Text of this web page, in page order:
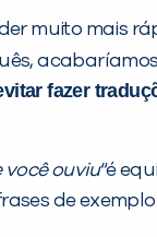
muito mais
fazer
você ouviu“é
de